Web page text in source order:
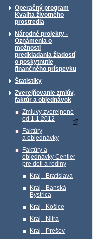
Operačný program
Kvalita životného
prostredia
Národné projekty -
Oznámenia o
možnosti
predkladania žiadostí
o poskytnutie
finančného príspevku
Štatistiky
Zverejňovanie zmlúv,
faktúr a objednávok
Zmluvy zverejnené
od 1.1.2012
Faktúry
a objednávky
Faktúry a
objednávky Centier
pre deti a rodiny
Kraj - Bratislava
Kraj - Banská
Bystrica
Kraj - Košice
Kraj - Nitra
Kraj - Prešov